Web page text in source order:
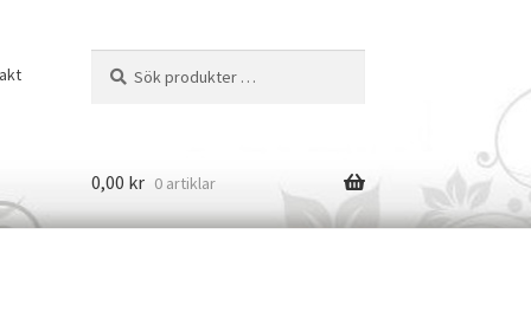
efter:
0,00 kr 0 artiklar